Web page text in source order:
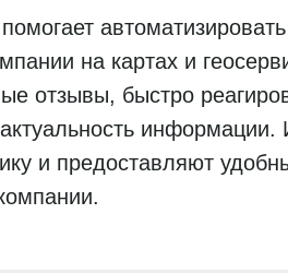
на картах и
отзывы, быстро
и предоставляют